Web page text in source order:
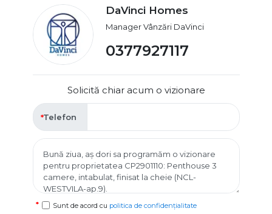
DaVinci Homes
Manager Vânzări DaVinci
0377927117
Solicită chiar acum o vizionare
Telefon
Sunt de acord cu politica de confidențialitate